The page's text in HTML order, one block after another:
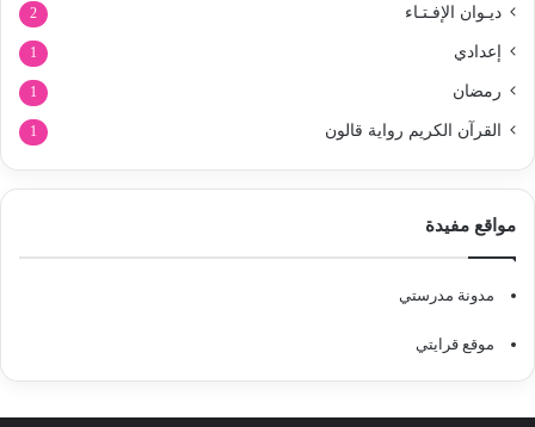
ديـوان الإفـتـاء 2
إعدادي 1
رمضان 1
القرآن الكريم رواية قالون 1
مواقع مفيدة
مدونة مدرستي
موقع قرايتي